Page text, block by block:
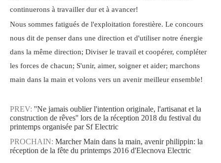
continuerons à travailler dur et à avancer!
Nous sommes fatigués de l'exploitation forestière. Le concours
nous dit de penser dans une direction et d'utiliser notre énergie
dans la même direction; Diviser le travail et coopérer, compléter
les forces de chacun; S'unir, aimer, soigner et aider; marchons
main dans la main et volons vers un avenir meilleur ensemble!
PREV: ''Ne jamais oublier l'intention originale, l'artisanat et la
construction de rêves'' lors de la réception 2018 du festival du
printemps organisée par Sf Electric
PROCHAIN: Marcher Main dans la main, avenir philippin: la
réception de la fête du printemps 2016 d'Elecnova Electric